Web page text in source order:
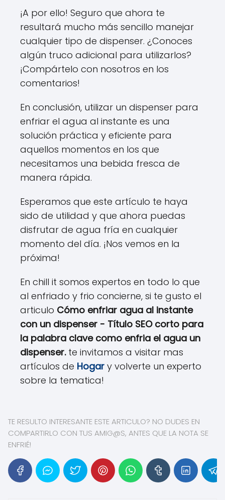
¡A por ello! Seguro que ahora te
resultará mucho más sencillo manejar
cualquier tipo de dispenser. ¿Conoces
algún truco adicional para utilizarlos?
¡Compártelo con nosotros en los
comentarios!
En conclusión, utilizar un dispenser para
enfriar el agua al instante es una
solución práctica y eficiente para
aquellos momentos en los que
necesitamos una bebida fresca de
manera rápida.
Esperamos que este artículo te haya
sido de utilidad y que ahora puedas
disfrutar de agua fría en cualquier
momento del día. ¡Nos vemos en la
próxima!
En chill it somos expertos en todo lo que
al enfriado y frio concierne, si te gusto el
articulo Cómo enfriar agua al instante
con un dispenser - Título SEO corto para
la palabra clave como enfria el agua un
dispenser.te invitamos a visitar mas
artículos de Hogar y volverte un experto
sobre la tematica!
TE RESULTO INTERESANTE ESTE ARTICULO? NO DUDES EN
COMPARTIRLO CON TUS AMIG@S, ANTES QUE LA NOTA SE
ENFRIÉ!